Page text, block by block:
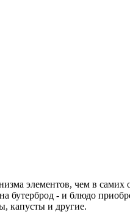
элементов, чем в самих
бутерброд - и блюдо
капусты и другие.